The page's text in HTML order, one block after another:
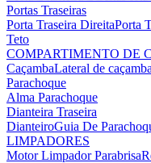
Portas Traseiras
Porta Traseira DireitaPorta
Teto
COMPARTIMENTO DE
CaçambaLateral de caçamba
Parachoque
Alma Parachoque
Dianteira Traseira
DianteiroGuia De
LIMPADORES
Motor Limpador Parabrisa